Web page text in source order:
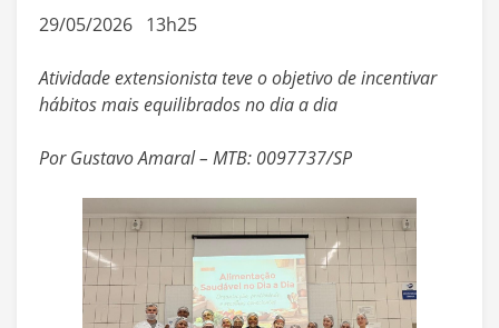
29/05/2026 13h25
Atividade extensionista teve o objetivo de incentivar
hábitos mais equilibrados no dia a dia
Por Gustavo Amaral – MTB: 0097737/SP